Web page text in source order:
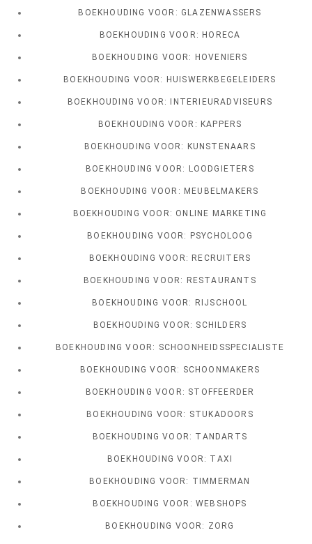
BOEKHOUDING VOOR: GLAZENWASSERS
BOEKHOUDING VOOR: HORECA
BOEKHOUDING VOOR: HOVENIERS
BOEKHOUDING VOOR: HUISWERKBEGELEIDERS
BOEKHOUDING VOOR: INTERIEURADVISEURS
BOEKHOUDING VOOR: KAPPERS
BOEKHOUDING VOOR: KUNSTENAARS
BOEKHOUDING VOOR: LOODGIETERS
BOEKHOUDING VOOR: MEUBELMAKERS
BOEKHOUDING VOOR: ONLINE MARKETING
BOEKHOUDING VOOR: PSYCHOLOOG
BOEKHOUDING VOOR: RECRUITERS
BOEKHOUDING VOOR: RESTAURANTS
BOEKHOUDING VOOR: RIJSCHOOL
BOEKHOUDING VOOR: SCHILDERS
BOEKHOUDING VOOR: SCHOONHEIDSSPECIALISTE
BOEKHOUDING VOOR: SCHOONMAKERS
BOEKHOUDING VOOR: STOFFEERDER
BOEKHOUDING VOOR: STUKADOORS
BOEKHOUDING VOOR: TANDARTS
BOEKHOUDING VOOR: TAXI
BOEKHOUDING VOOR: TIMMERMAN
BOEKHOUDING VOOR: WEBSHOPS
BOEKHOUDING VOOR: ZORG